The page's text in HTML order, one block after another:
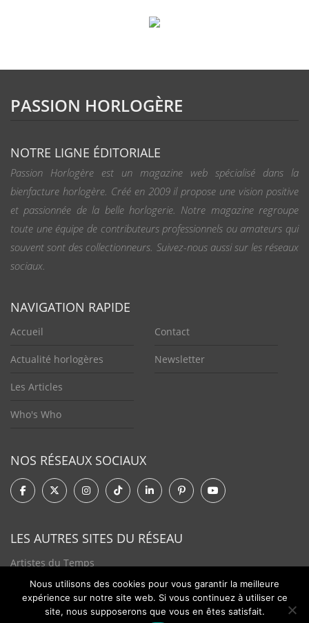
PASSION HORLOGÈRE
NOTRE LIGNE ÉDITORIALE
Passion Horlogère est un magazine web spécialisé dans la
bienfacture horlogère. Créé en 2009 il propose une vision positive
et passionnée de la belle horlogerie. Notre magazine regroupe
toute une équipe de contributeurs professionnels ou amateurs qui
souvent sont des collectionneurs. Suivez-nous aussi sur les réseaux
sociaux.
NAVIGATION RAPIDE
Accueil
Actualité horlogères
Les Articles
Who's Who
Contact
Newsletter
NOS RÉSEAUX SOCIAUX
LES AUTRES SITES DU RÉSEAU
Artistes du Temps
Tendances Plurielles
Nous utilisons des cookies pour vous garantir la meilleure
expérience sur notre site web. Si vous continuez à utiliser ce
site, nous supposerons que vous en êtes satisfait.